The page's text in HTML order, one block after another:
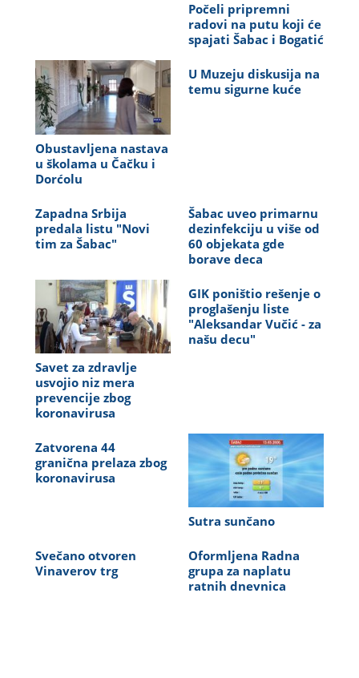
Počeli pripremni
radovi na putu koji će
spajati Šabac i Bogatić
Obustavljena nastava
u školama u Čačku i
Dorćolu
U Muzeju diskusija na
temu sigurne kuće
Zapadna Srbija
predala listu "Novi
tim za Šabac"
Šabac uveo primarnu
dezinfekciju u više od
60 objekata gde
borave deca
Savet za zdravlje
usvojio niz mera
prevencije zbog
koronavirusa
GIK poništio rešenje o
proglašenju liste
"Aleksandar Vučić - za
našu decu"
Zatvorena 44
granična prelaza zbog
koronavirusa
Sutra sunčano
Svečano otvoren
Vinaverov trg
Oformljena Radna
grupa za naplatu
ratnih dnevnica